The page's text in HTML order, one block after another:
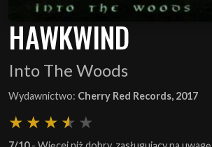
HAWKWIND
Into The Woods
Wydawnictwo: Cherry Red Records, 2017